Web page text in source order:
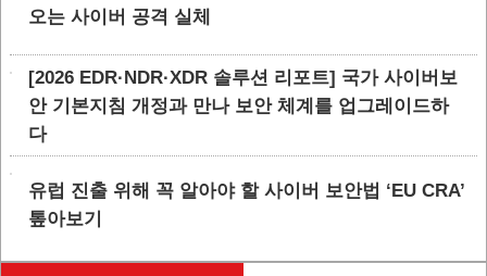
오는 사이버 공격 실체
[2026 EDR·NDR·XDR 솔루션 리포트] 국가 사이버보
안 기본지침 개정과 만나 보안 체계를 업그레이드하
다
유럽 진출 위해 꼭 알아야 할 사이버 보안법 ‘EU CRA’
톺아보기